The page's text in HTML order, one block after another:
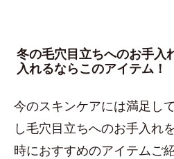
冬の毛穴目立ちへのお手入
入れるならこのアイテム！
今のスキンケアには満足し
し毛穴目立ちへのお手入れ
時におすすめのアイテムご